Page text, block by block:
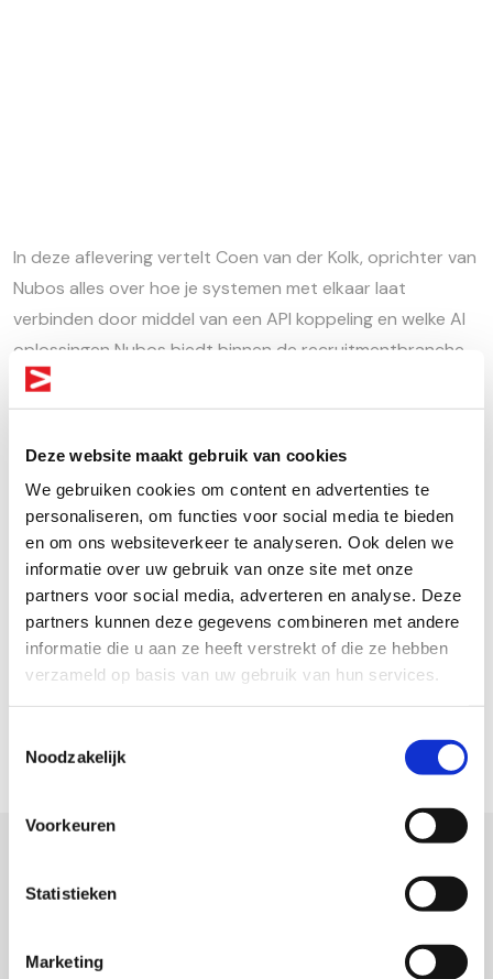
Deze website maakt gebruik van cookies
We gebruiken cookies om content en advertenties te
personaliseren, om functies voor social media te bieden
en om ons websiteverkeer te analyseren. Ook delen we
informatie over uw gebruik van onze site met onze
partners voor social media, adverteren en analyse. Deze
partners kunnen deze gegevens combineren met andere
informatie die u aan ze heeft verstrekt of die ze hebben
verzameld op basis van uw gebruik van hun services.
Noodzakelijk
Voorkeuren
Statistieken
Marketing
In deze aflevering vertelt Coen van der Kolk, oprichter van
Nubos alles over hoe je systemen met elkaar laat
verbinden door middel van een API koppeling en welke AI
oplossingen Nubos biedt binnen de recruitmentbranche.
Nubos heeft zich gespecialiseerd in het ontwikkelen van
op maat gemaakte middleware, waar vaak, maar niet
veel bedrijven zijn die claimen een totaal oplossing
hiervoor te hebben, blijkt uit onze ervaring dat maatwerk
vaak een veel betere keuze. We bekijken elk vraagstuk op
zichzelf en nemen hierbij de ervaring en kennis mee die we
de afgelopen jaren hebben opgedaan. Door het efficient
inzetten van koppelingen en deze volledig op de workflow
van de klant aan te sluiten ontstaat er snel een efficiëntie
Uitgelichte podcasts